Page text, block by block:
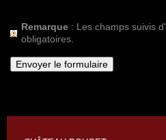
Remarque : Les champs suivis
obligatoires.